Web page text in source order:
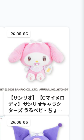
26.08.06
【サンリオ】【Cマイメロ
ディ】サンリオキャラク
ターズ うるベビ・ちょい
26.08.06